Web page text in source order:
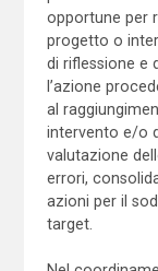
opportune per
progetto o
di riflessione e
l’azione
al
intervento e/o
valutazione
errori,
azioni per il
target.